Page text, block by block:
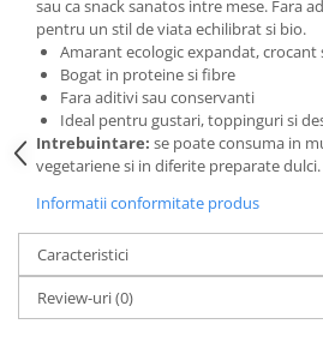
Musli si terci
Fulgi din cereale bio
Musli bio
Terci bio
Orez bio si leguminoase
Legume bio
Orez bio
Paste si fidea
Paste bio din emmer
sau ca snack sanatos intre mese. Fara
pentru un stil de viata echilibrat si bio.
Amarant ecologic expandat, crocant
Bogat in proteine si fibre
Fara aditivi sau conservanti
Ideal pentru gustari, toppinguri si
Intrebuintare: se poate consuma in
vegetariene si in diferite preparate dulci.
Informatii conformitate produs
Caracteristici
Review-uri(0)